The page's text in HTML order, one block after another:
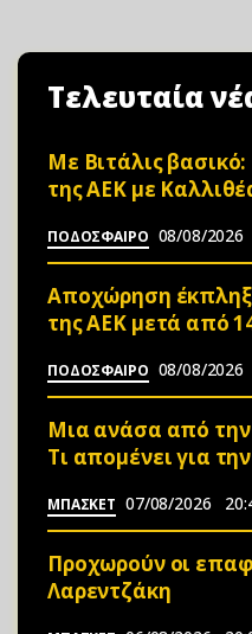
Τελευταία
Mε Βιτάλις
της ΑΕΚ με
ΠΟΔΟΣΦΑΙΡΟ 08/08/2026
Αποχώρηση
της ΑΕΚ μετά από
ΠΟΔΟΣΦΑΙΡΟ 08/08/2026
Μια ανάσα από την
Τι απομένει για
ΜΠΑΣΚΕΤ 07/08/2026
Προχωρούν οι
Λαρεντζάκη